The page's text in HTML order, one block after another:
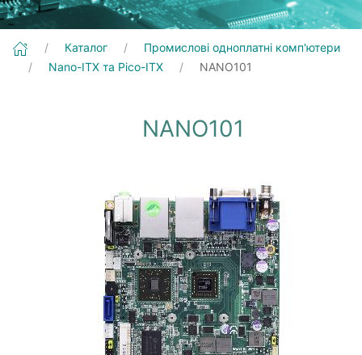
Каталог
Промислові одноплатні комп'ютери
Nano-ITX та Pico-ITX
NANO101
NANO101